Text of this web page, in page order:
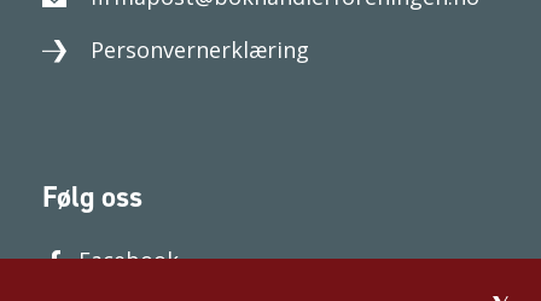
Personvernerklæring
Følg oss
Facebook